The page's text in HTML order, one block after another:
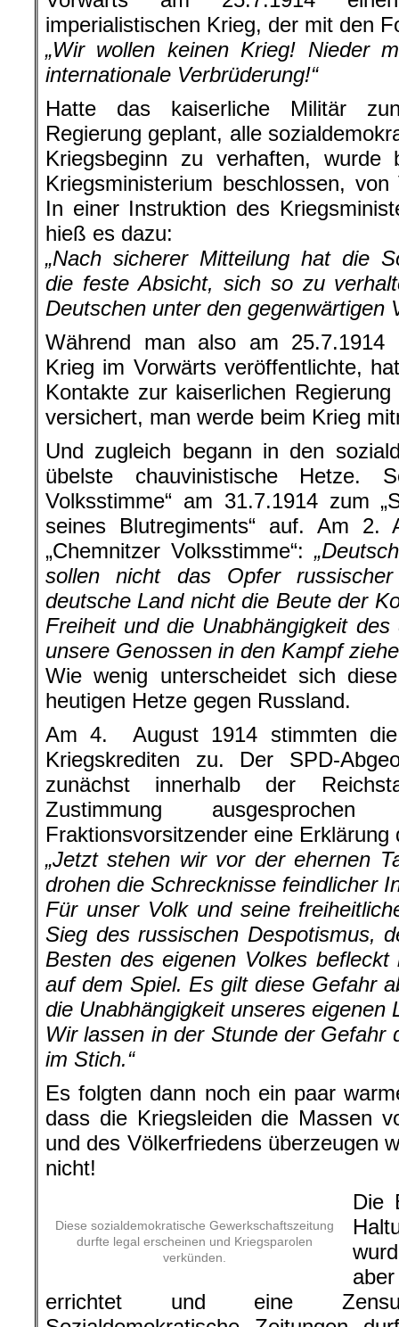
imperialistischen Krieg, der mit den
„Wir wollen keinen Krieg! Nieder
internationale Verbrüderung!“
Hatte das kaiserliche Militär
Regierung geplant, alle
Kriegsbeginn zu verhaften,
Kriegsministerium beschlossen,
In einer Instruktion des
hieß es dazu:
„Nach sicherer Mitteilung hat die
die feste Absicht, sich so zu
Deutschen unter den gegenwärtigen
Während man also am 25.7.1914
Krieg im Vorwärts veröffentlichte,
Kontakte zur kaiserlichen
versichert, man werde beim Krieg
Und zugleich begann in den
übelste chauvinistische Hetze.
Volksstimme“ am 31.7.1914 zum
seines Blutregiments“ auf. Am 2.
„Chemnitzer Volksstimme“:
sollen nicht das Opfer
deutsche Land nicht die Beute der
Freiheit und die Unabhängigkeit
unsere Genossen in den Kampf
Wie wenig unterscheidet sich
heutigen Hetze gegen Russland.
Am 4. August 1914 stimmten
Kriegskrediten zu. Der SPD-
zunächst innerhalb der
Zustimmung
Fraktionsvorsitzender eine Erklärung
„Jetzt stehen wir vor der ehernen
drohen die Schrecknisse feindlicher
Für unser Volk und seine
Sieg des russischen Despotismus,
Besten des eigenen Volkes
auf dem Spiel. Es gilt diese Gefahr
die Unabhängigkeit unseres eigenen
Wir lassen in der Stunde der Gefahr
im Stich.“
Es folgten dann noch ein paar
dass die Kriegsleiden die Massen
und des Völkerfriedens überzeugen
nicht!
Diese sozialdemokratische Gewerkschaftszeitung
durfte legal erscheinen und Kriegsparolen
verkünden.
Die
errichtet und eine